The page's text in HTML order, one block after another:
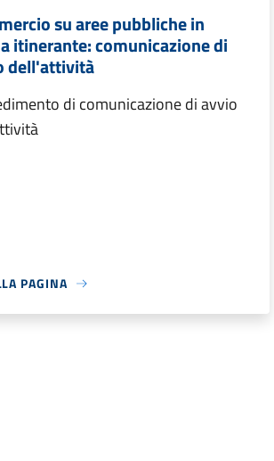
su aree pubbliche in
itinerante: comunicazione di
dell'attività
di comunicazione di avvio
PAGINA